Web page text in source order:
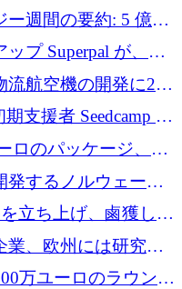
ドルを調達
ー週間の要約: 5 億
以上のテクノロジ
プ Superpal が、
ワーカー プラット
ーロを調達
航空機の開発に250
支援者 Seedcamp が
米国に投資
ロのパッケージ、5
用途成長基金EDM
コンフォトニクス
発するノルウェーの
する
立ち上げ、鹵獲した
発プラットフォー
業、欧州には研究を
インフラが不足し
万ユーロのラウンド